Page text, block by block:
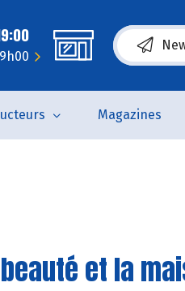
(s’ouvre
Magazines
et la